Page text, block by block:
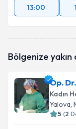
13:00
Bölgenize
Op.
Kadın
Yalova,
5 (2